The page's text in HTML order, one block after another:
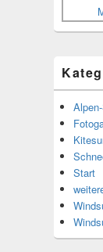
Start